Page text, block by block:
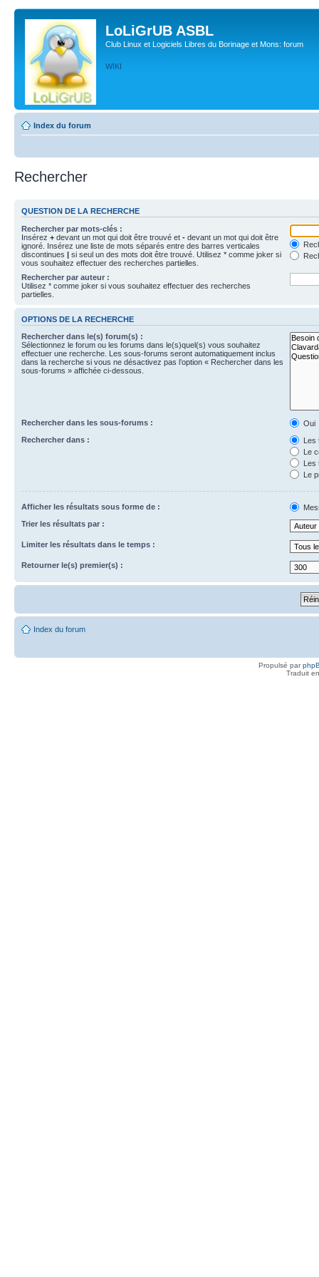
LoLiGrUB ASBL
Club Linux et Logiciels Libres du Borinage et Mons: forum
WIKI
Index du forum
Rechercher
QUESTION DE LA RECHERCHE
Rechercher par mots-clés :
Insérez + devant un mot qui doit être trouvé et - devant un mot qui doit être
ignoré. Insérez une liste de mots séparés entre des barres verticales
discontinues | si seul un des mots doit être trouvé. Utilisez * comme joker si
vous souhaitez effectuer des recherches partielles.
Rechercher par auteur :
Utilisez * comme joker si vous souhaitez effectuer des recherches
partielles.
OPTIONS DE LA RECHERCHE
Rechercher dans le(s) forum(s) :
Sélectionnez le forum ou les forums dans le(s)quel(s) vous souhaitez
effectuer une recherche. Les sous-forums seront automatiquement inclus
dans la recherche si vous ne désactivez pas l’option « Rechercher dans les
sous-forums » affichée ci-dessous.
Rechercher dans les sous-forums :
Oui
Rechercher dans :
Les
Le
Les
Le
Afficher les résultats sous forme de :
Trier les résultats par :
Limiter les résultats dans le temps :
Retourner le(s) premier(s) :
Index du forum
Propulsé par
Traduit